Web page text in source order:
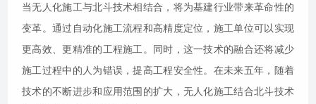
当无人化施工与北斗技术相结合，将为基建行业带来革命性的
变革。通过自动化施工流程和高精度定位，施工单位可以实现
更高效、更精准的工程施工。同时，这一技术的融合还将减少
施工过程中的人为错误，提高工程安全性。在未来五年，随着
技术的不断进步和应用范围的扩大，无人化施工结合北斗技术